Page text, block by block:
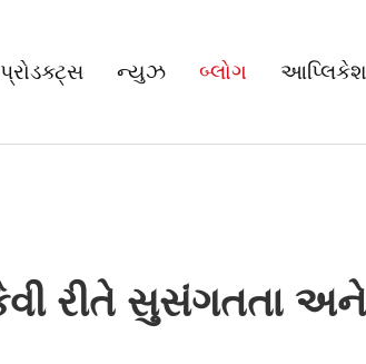
પ્રોડક્ટ્સ ન્યુઝ બ્લોગ
રીતે સુસંગતતા અને